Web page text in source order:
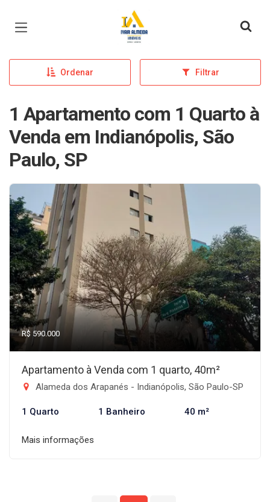
Página inicial
Ordenar Filtrar
1 Apartamento com 1 Quarto à
Venda em Indianópolis, São
Paulo, SP
R$ 590.000
Apartamento à Venda com 1 quarto, 40m²
Alameda dos Arapanés - Indianópolis, São Paulo-SP
1 Quarto 1 Banheiro 40 m²
Mais informações